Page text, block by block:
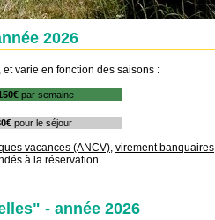
2026
, et varie en fonction des saisons :
par semaine
pour le séjour
vacances (ANCV), virement banquaires
à la réservation.
- année 2026